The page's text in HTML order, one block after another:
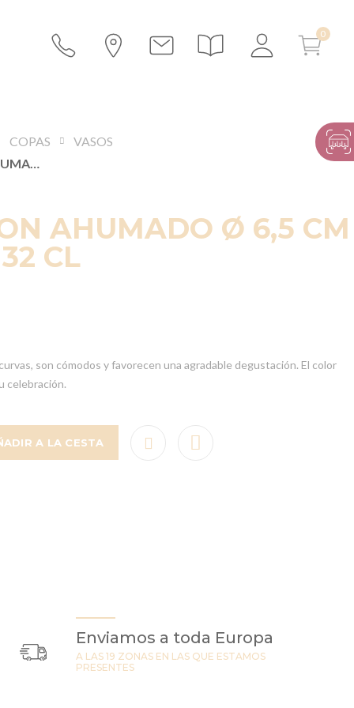
COPAS
VASOS
VASO MOON AHUMADO Ø 6,5 CM ALT. 9 CM 32 CL
AHUMADO Ø 6,5 CM
CL
son cómodos y favorecen una agradable degustación. El color
celebración.
A LA CESTA
Enviamos a toda Europa
A LAS 19 ZONAS EN LAS QUE ESTAMOS
PRESENTES